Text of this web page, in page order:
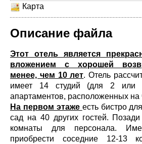
Карта
Описание файла
Этот отель является
вложением с хорошей
менее, чем 10 лет. Отель
имеет 14 студий (для 2
апартаментов, расположенных на
На первом этаже есть бистро
сад на 40 других гостей.
комнаты для персонала.
приобрести соседние 12-13